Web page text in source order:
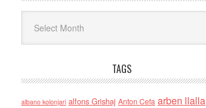
TAGS
albano kolonjari alfons Grishaj Anton Cefa arben llalla